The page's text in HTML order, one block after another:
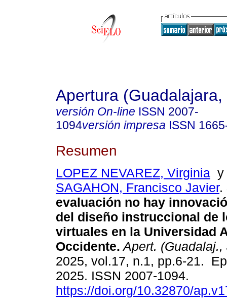
Apertura (Guadalajara,
versión On-line ISSN 2007-
1094versión impresa ISSN
Resumen
LOPEZ NEVAREZ, Virginia
SAGAHON, Francisco Javier.
evaluación no hay
del diseño instruccional de
virtuales en la Universidad
Occidente. Apert. (Guadalaj.,
2025, vol.17, n.1, pp.6-21.
2025. ISSN 2007-1094.
https://doi.org/10.32870/